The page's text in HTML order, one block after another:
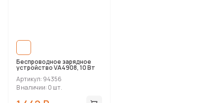
Беспроводное зарядное
устройство VA4908, 10 Вт
Артикул: 94356
В наличии: 0 шт.